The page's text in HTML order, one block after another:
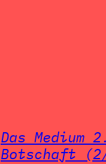
Das
Botschaft